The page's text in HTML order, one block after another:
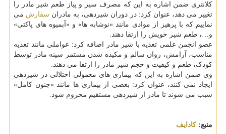
کلانتری ضمن اشاره به این که مصرف سیر و پیاز طعم شیر مادر را
تغییر می دهد، عنوان کرد: در دوران شیردهی، به مادران سفارش می
نماییم که با پرهیز از موادی مانند «نوشابه ها» و «آبمیوه های پاکتی»
و…، طعم شیر خویش را ارتقا دهند.
عضو انجمن علمی تغذیه با شیر مادر اضافه کرد: عواملی مانند تغذیه
مناسب، آرامش، روان سالم و مکیده شدن مستمر سینه مادر توسط
کودک، طعم و کیفیت و حجم شیر مادر را ارتقا می دهند.
وی ضمن اشاره به این که بیماری های معمولی اختلالی در شیردهی
ایجاد نمی کنند، عنوان کرد: بعضی از بیماری ها مانند «جنون کامل»
سبب می شوند تا مادر از شیردهی مستقیم محروم شود.
منبع:كادایف